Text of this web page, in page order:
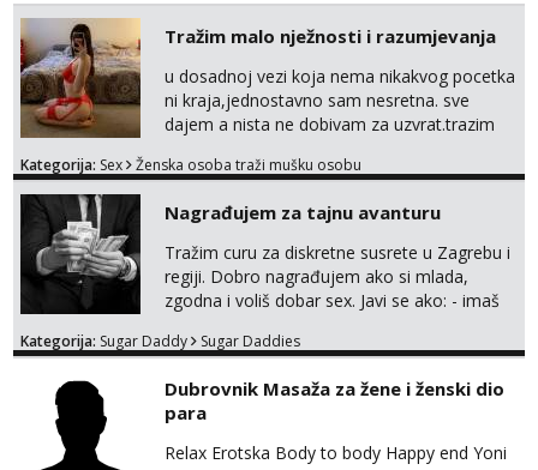
Tražim malo nježnosti i razumjevanja
u dosadnoj vezi koja nema nikakvog pocetka
ni kraja,jednostavno sam nesretna. sve
dajem a nista ne dobivam za uzvrat.trazim
trazim puno samo malo njeznosti i
poljupce po tijelu koji me jako
pale,obozavam kad muskarac preuzme
kontrolu . javi se :) Klikni na link ispod i nadji
me tamo, cekam te!
Kategorija: Sex Ženska osoba traži mušku osobu
Nagrađujem za tajnu avanturu
Tražim curu za diskretne susrete u Zagrebu i
regiji. Dobro nagrađujem ako si mlada,
zgodna i voliš dobar sex. Javi se ako: - imaš
kosu - se dobro ljubiš - si fleksibilna s
dostupna radnim danom (vikendi i noći su za
obitelj) - vodiš brigu o zdravlju i koristiš
zaštitu Ne javljajte se: - debele - frajeri i
Kategorija: Sugar Daddy Sugar Daddies
Dubrovnik Masaža za žene i ženski dio
para
Relax Erotska Body to body Happy end Yoni